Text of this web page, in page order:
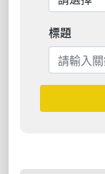
標題
搜尋